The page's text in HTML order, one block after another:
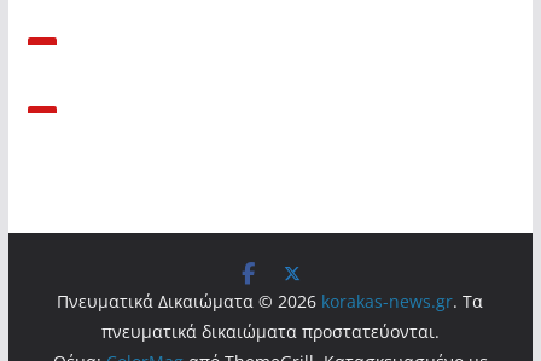
Πνευματικά Δικαιώματα © 2026 korakas-news.gr. Τα
πνευματικά δικαιώματα προστατεύονται.